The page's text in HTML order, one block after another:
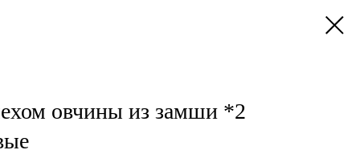
овчины из замши *2